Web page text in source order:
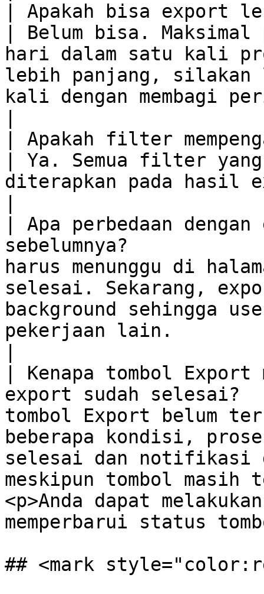
| Apakah bisa export
| Belum bisa.
hari dalam satu kali
lebih panjang, silakan
kali dengan membagi
| Apakah filter
| Ya. Semua filter
diterapkan pada hasil
| Apa perbedaan
sebelumnya?
harus menunggu di
selesai. Sekarang,
background sehingga
pekerjaan lain.
| Kenapa tombol
export sudah
tombol Export belum
beberapa kondisi,
selesai dan notifikasi
meskipun tombol
<p>Anda dapat
memperbarui status
## <mark